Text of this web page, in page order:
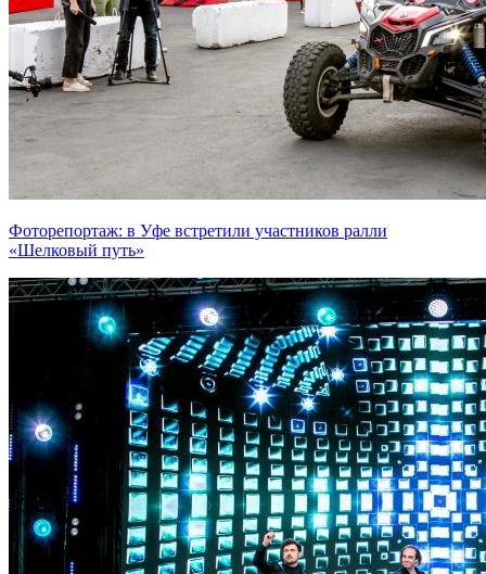
Фоторепортаж: в Уфе встретили участников ралли
«Шелковый путь»